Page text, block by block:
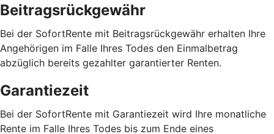
Beitragsrückgewähr
Bei der SofortRente mit Beitragsrückgewähr erhalten Ihre
Angehörigen im Falle Ihres Todes den Einmalbetrag
abzüglich bereits gezahlter garantierter Renten.
Garantiezeit
Bei der SofortRente mit Garantiezeit wird Ihre monatliche
Rente im Falle Ihres Todes bis zum Ende eines